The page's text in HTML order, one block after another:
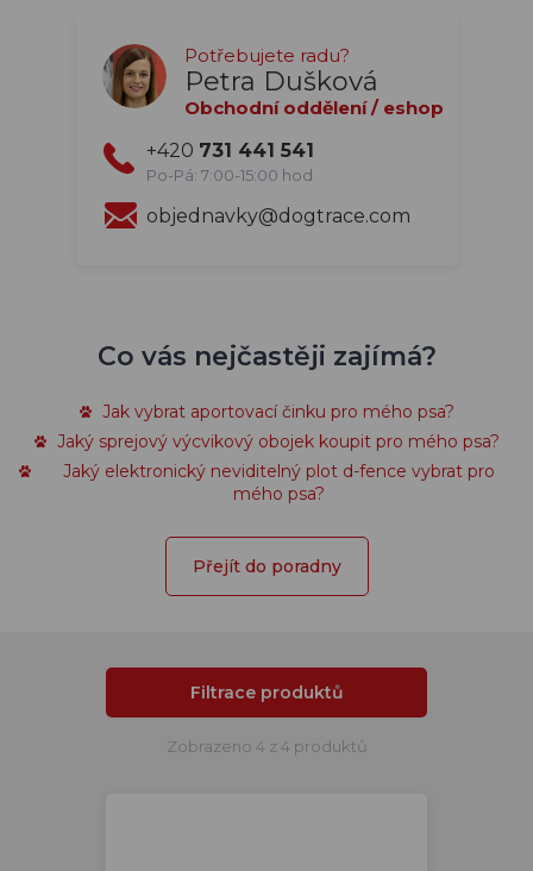
Potřebujete radu?
Petra Dušková
Obchodní oddělení / eshop
+420 731 441 541
Po-Pá: 7:00-15:00 hod
objednavky@dogtrace.com
Co vás nejčastěji zajímá?
Jak vybrat aportovací činku pro mého psa?
Jaký sprejový výcvikový obojek koupit pro mého psa?
Jaký elektronický neviditelný plot d-fence vybrat pro
mého psa?
Přejít do poradny
Filtrace produktů
Zobrazeno 4 z 4 produktů